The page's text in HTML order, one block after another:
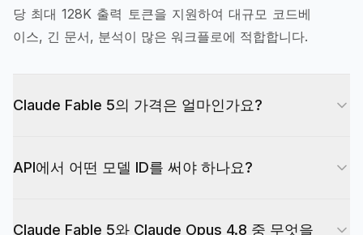
당 최대 128K 출력 토큰을 지원하여 대규모 코드베
이스, 긴 문서, 분석이 많은 워크플로에 적합합니다.
Claude Fable 5의 가격은 얼마인가요?
$10, 출력 100만 토큰당 $50으로 책정하고 있으며,
API에서 어떤 모델 ID를 써야 하나요?
Claude Fable 5와 Claude Opus 4.8 중 무엇을